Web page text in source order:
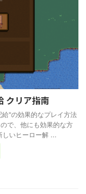
クリア指南
"の効果的なプレイ方法
で、他にも効果的な方
しいヒーロー解 ...